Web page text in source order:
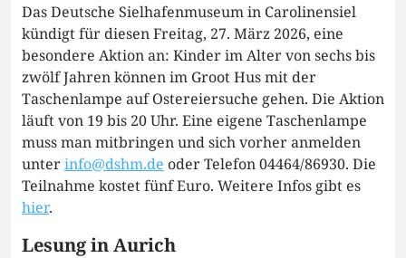
Das Deutsche Sielhafenmuseum in Carolinensiel
kündigt für diesen Freitag, 27. März 2026, eine
besondere Aktion an: Kinder im Alter von sechs bis
zwölf Jahren können im Groot Hus mit der
Taschenlampe auf Ostereiersuche gehen. Die Aktion
läuft von 19 bis 20 Uhr. Eine eigene Taschenlampe
muss man mitbringen und sich vorher anmelden
unterinfo@dshm.de oder Telefon 04464/86930. Die
Teilnahme kostet fünf Euro. Weitere Infos gibt es
hier.
Lesung in Aurich